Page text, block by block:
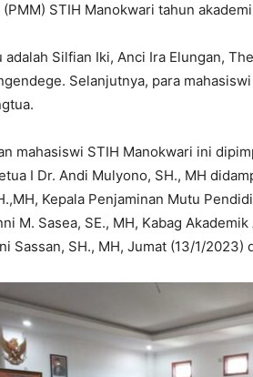
STIH Manokwari tahun
adalah Silfian Iki, Anci Ira Elungan,
Selanjutnya, para
mahasiswi STIH Manokwari ini
I Dr. Andi Mulyono, SH., MH
Kepala Penjaminan Mutu
M. Sasea, SE., MH, Kabag
Sassan, SH., MH, Jumat (13/1/